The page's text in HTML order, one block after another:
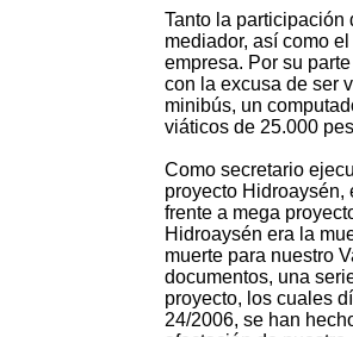
Tanto la participación
mediador, así como
empresa. Por su
con la excusa de ser
minibús, un
viáticos de 25.000
Como secretario
proyecto Hidroaysén,
frente a mega
Hidroaysén era la
muerte para nuestro
documentos, una
proyecto, los cuales
24/2006, se han